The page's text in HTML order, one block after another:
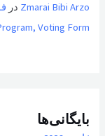
Zmarai Bibi Arzo در
Voting Form
بایگانی‌ها